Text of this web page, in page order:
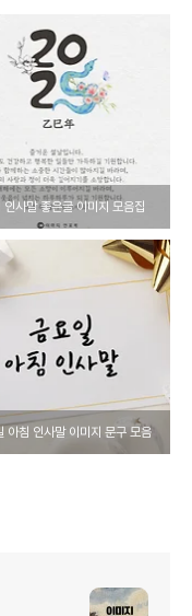
인사말 좋은글 이미지 모음집
아침 인사말 이미지 문구 모음